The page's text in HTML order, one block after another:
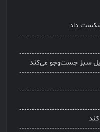
شکست داد
سبز جست‌وجو می‌کند